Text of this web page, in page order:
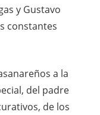
y Gustavo
constantes
a la
del padre
de los